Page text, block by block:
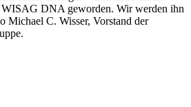
WISAG DNA geworden. Wir werden ihn
Michael C. Wisser, Vorstand der